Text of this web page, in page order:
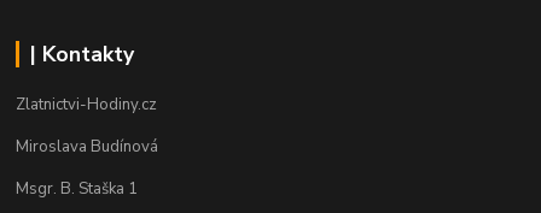
| Kontakty
Zlatnictvi-Hodiny.cz
Miroslava Budínová
Msgr. B. Staška 1